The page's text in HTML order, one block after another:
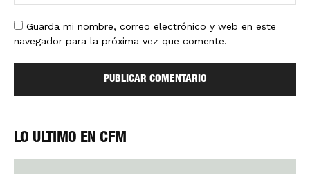
Guarda mi nombre, correo electrónico y web en este
navegador para la próxima vez que comente.
LO ÚLTIMO EN CFM